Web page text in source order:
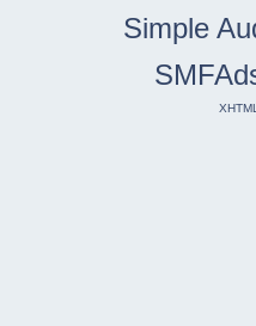
Simple